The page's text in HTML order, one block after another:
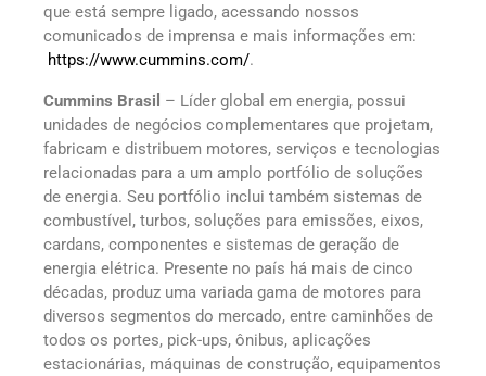
que está sempre ligado, acessando nossos
comunicados de imprensa e mais informações em:
https://www.cummins.com/.
Cummins Brasil – Líder global em energia, possui
unidades de negócios complementares que projetam,
fabricam e distribuem motores, serviços e tecnologias
relacionadas para a um amplo portfólio de soluções
de energia. Seu portfólio inclui também sistemas de
combustível, turbos, soluções para emissões, eixos,
cardans, componentes e sistemas de geração de
energia elétrica. Presente no país há mais de cinco
décadas, produz uma variada gama de motores para
diversos segmentos do mercado, entre caminhões de
todos os portes, pick-ups, ônibus, aplicações
estacionárias, máquinas de construção, equipamentos